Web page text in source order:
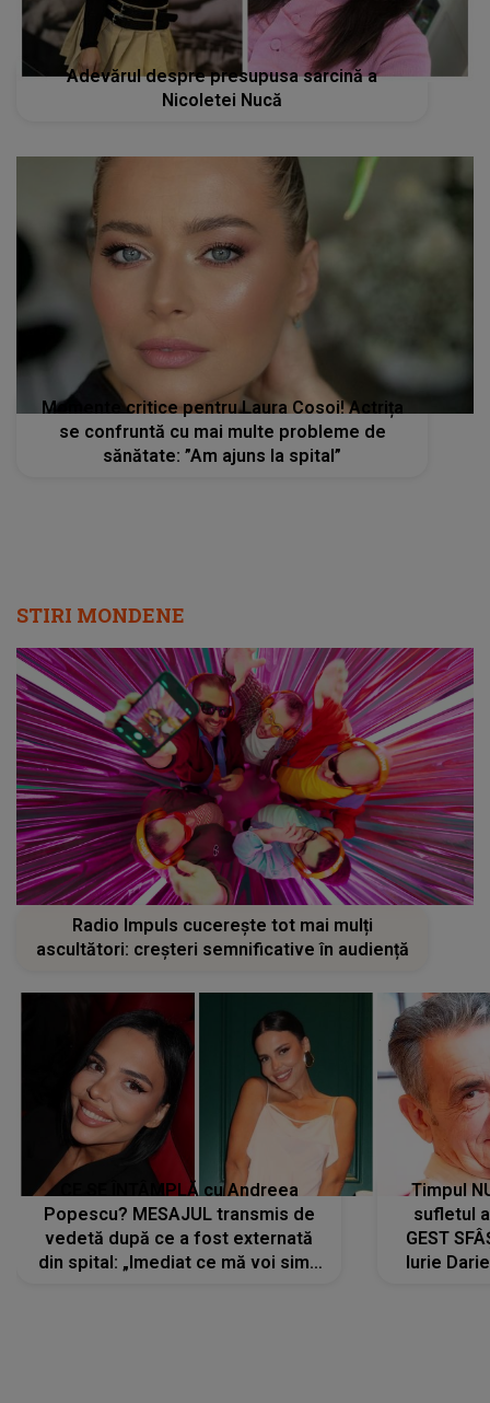
Momente critice pentru Laura Cosoi! Actrița
se confruntă cu mai multe probleme de
sănătate: ”Am ajuns la spital”
STIRI MONDENE
Radio Impuls cucerește tot mai mulți
ascultători: creșteri semnificative în audiență
CE SE ÎNTÂMPLĂ cu Andreea
Popescu? MESAJUL transmis de
vedetă după ce a fost externată
din spital: „Imediat ce mă voi simți
mai bine...”
Timpul
sufletul
GEST
Iurie
măsură